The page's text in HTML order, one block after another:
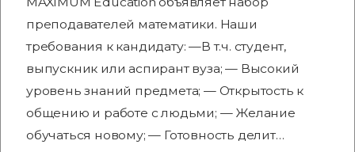
преподавателей математики. Наши
требования к кандидату: —В т.ч. студент,
выпускник или аспирант вуза; — Высокий
уровень знаний предмета; — Открытость к
общению и работе с людьми; — Желание
обучаться новому; — Готовность делит…